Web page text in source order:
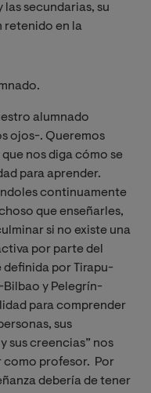
las secundarias, su
retenido en la
alumnado
ojos-. Queremos
nos diga cómo se
para aprender.
continuamente
que enseñarles,
si no existe una
por parte del
definida por Tirapu-
Bilbao y Pelegrín-
para comprender
sus
sus creencias” nos
como profesor. Por
debería de tener